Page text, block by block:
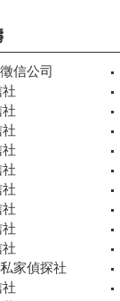
信公司
社
家偵探社